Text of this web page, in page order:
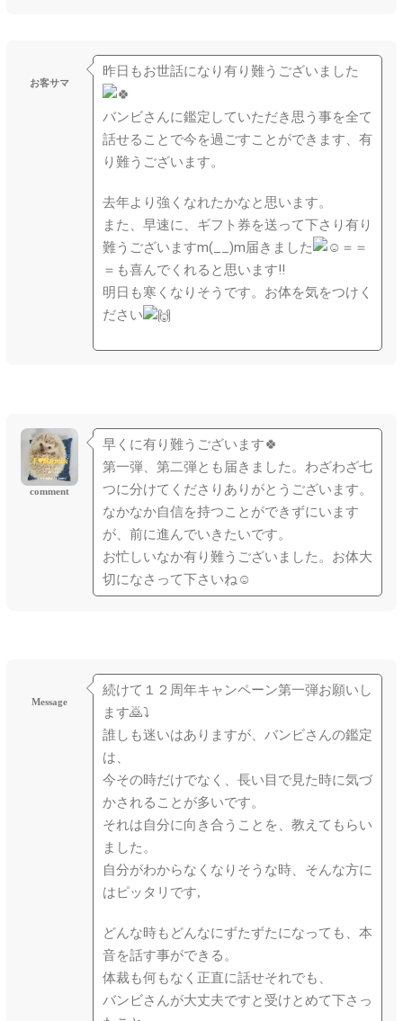
お客サマ
昨日もお世話になり有り難うございました
バンビさんに鑑定していただき思う事を全て
話せることで今を過ごすことができます、有
り難うございます。
去年より強くなれたかなと思います。
また、早速に、ギフト券を送って下さり有り
難うございますm(_
_)m届きました
＝＝
＝も喜んでくれると思います‼
明日も寒くなりそうです。お体を気をつけく
ださい
comment
早くに有り難うございます🍀
第一弾、第二弾とも届きました。わざわざ七
つに分けてくださりありがとうございます。
なかなか自信を持つことができずにいます
が、前に進んでいきたいです。
お忙しいなか有り難うございました。お体大
切になさって下さいね☺
Message
続けて１２周年キャンペーン第一弾お願いし
ます🙇⤵
誰しも迷いはありますが、バンビさんの鑑定
は、
今その時だけでなく、長い目で見た時に気づ
かされることが多いです。
それは自分に向き合うことを、教えてもらい
ました。
自分がわからなくなりそうな時、そんな方に
はピッタリです,
どんな時もどんなにずたずたになっても、本
音を話す事ができる。
体裁も何もなく正直に話せそれでも、
バンビさんが大丈夫ですと受けとめて下さっ